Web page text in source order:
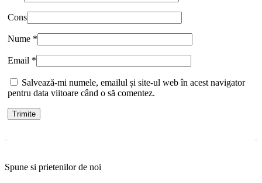
Cons
Nume *
Email *
Salvează-mi numele, emailul și site-ul web în acest navigator
pentru data viitoare când o să comentez.
Spune si prietenilor de noi